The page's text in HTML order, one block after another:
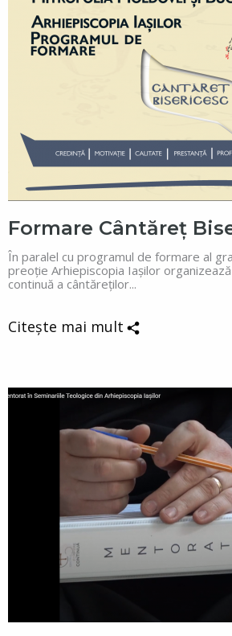
Formare Cântăreț
În paralel cu programul de formare al
preoție Arhiepiscopia Iașilor
continuă a cântăreților...
Citește mai mult